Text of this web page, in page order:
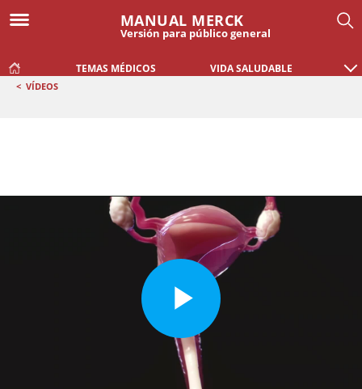
MANUAL MERCK
Versión para público general
TEMAS MÉDICOS VIDA SALUDABLE
< VÍDEOS